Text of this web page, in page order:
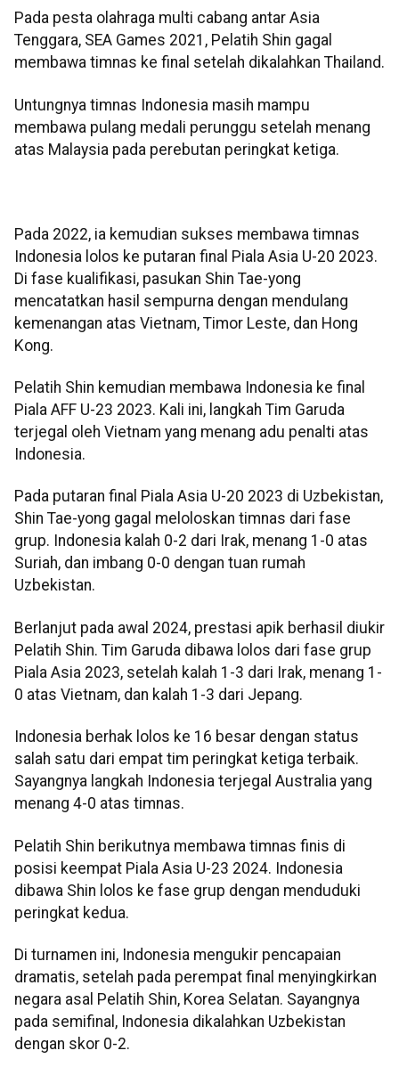
Pada pesta olahraga multi cabang antar Asia
Tenggara, SEA Games 2021, Pelatih Shin gagal
membawa timnas ke final setelah dikalahkan Thailand.
Untungnya timnas Indonesia masih mampu
membawa pulang medali perunggu setelah menang
atas Malaysia pada perebutan peringkat ketiga.
Pada 2022, ia kemudian sukses membawa timnas
Indonesia lolos ke putaran final Piala Asia U-20 2023.
Di fase kualifikasi, pasukan Shin Tae-yong
mencatatkan hasil sempurna dengan mendulang
kemenangan atas Vietnam, Timor Leste, dan Hong
Kong.
Pelatih Shin kemudian membawa Indonesia ke final
Piala AFF U-23 2023. Kali ini, langkah Tim Garuda
terjegal oleh Vietnam yang menang adu penalti atas
Indonesia.
Pada putaran final Piala Asia U-20 2023 di Uzbekistan,
Shin Tae-yong gagal meloloskan timnas dari fase
grup. Indonesia kalah 0-2 dari Irak, menang 1-0 atas
Suriah, dan imbang 0-0 dengan tuan rumah
Uzbekistan.
Berlanjut pada awal 2024, prestasi apik berhasil diukir
Pelatih Shin. Tim Garuda dibawa lolos dari fase grup
Piala Asia 2023, setelah kalah 1-3 dari Irak, menang 1-
0 atas Vietnam, dan kalah 1-3 dari Jepang.
Indonesia berhak lolos ke 16 besar dengan status
salah satu dari empat tim peringkat ketiga terbaik.
Sayangnya langkah Indonesia terjegal Australia yang
menang 4-0 atas timnas.
Pelatih Shin berikutnya membawa timnas finis di
posisi keempat Piala Asia U-23 2024. Indonesia
dibawa Shin lolos ke fase grup dengan menduduki
peringkat kedua.
Di turnamen ini, Indonesia mengukir pencapaian
dramatis, setelah pada perempat final menyingkirkan
negara asal Pelatih Shin, Korea Selatan. Sayangnya
pada semifinal, Indonesia dikalahkan Uzbekistan
dengan skor 0-2.